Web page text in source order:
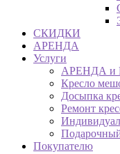
СКИДКИ
АРЕНДА
Услуги
АРЕНДА и
Кресло
Досыпка
Ремонт
Покупателю